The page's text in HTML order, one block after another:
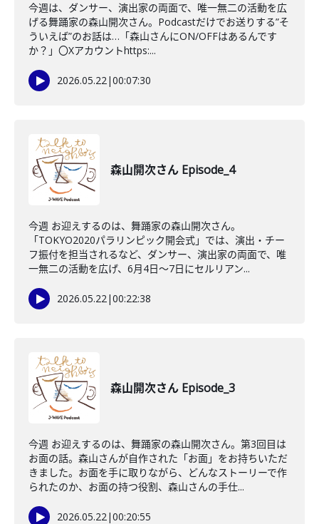
今週は、ダンサー、演出家の両面で、唯一無二の活動を広
げる舞踊家の森山開次さん。Podcastだけでお送りする”そ
ういえば”のお話は…「森山さんにON/OFFはあるんです
か？」〇Xアカウントhttps:...
2026.05.22|00:07:30
森山開次さん Episode_4
今週 お迎えするのは、舞踊家の森山開次さん。
「TOKYO2020パラリンピック開会式」では、演出・チー
フ振付を担当されるなど、ダンサー、演出家の両面で、唯
一無二の活動を広げ、6月4日～7日にセルリアン...
2026.05.22|00:22:38
森山開次さん Episode_3
今週 お迎えするのは、舞踊家の森山開次さん。第3回目は
お面の話。森山さんが自作された「お面」をお持ちいただ
きました。お面を手に取りながら、どんなストーリーで作
られたのか、お面の持つ役割、森山さんの手仕...
2026.05.22|00:20:55